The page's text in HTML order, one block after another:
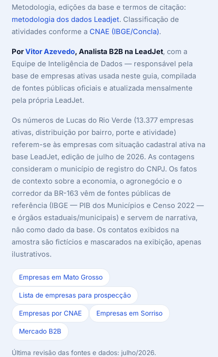
Metodologia, edições da base e termos de citação:
metodologia dos dados Leadjet. Classificação de
atividades conforme a CNAE (IBGE/Concla).
PorVitor Azevedo, Analista B2B na LeadJet, com a
Equipe de Inteligência de Dados — responsável pela
base de empresas ativas usada neste guia, compilada
de fontes públicas oficiais e atualizada mensalmente
pela própria LeadJet.
Os números de Lucas do Rio Verde (13.377 empresas
ativas, distribuição por bairro, porte e atividade)
referem-se às empresas com situação cadastral ativa na
base LeadJet, edição de julho de 2026. As contagens
consideram o município de registro do CNPJ. Os fatos
de contexto sobre a economia, o agronegócio e o
corredor da BR-163 vêm de fontes públicas de
referência (IBGE — PIB dos Municípios e Censo 2022 —
e órgãos estaduais/municipais) e servem de narrativa,
não como dado da base. Os contatos exibidos na
amostra são fictícios e mascarados na exibição, apenas
ilustrativos.
Empresas em Mato Grosso
Lista de empresas para prospecção
Empresas por CNAE Empresas em Sorriso
Mercado B2B
Última revisão das fontes e dados: julho/2026.